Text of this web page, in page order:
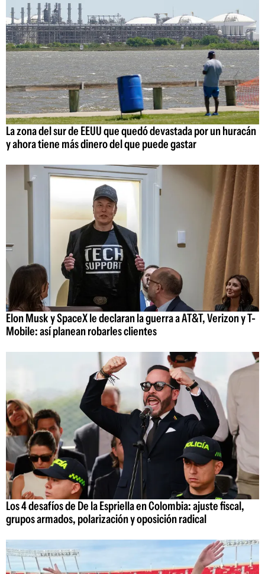
La zona del sur de EEUU que quedó devastada por un huracán
y ahora tiene más dinero del que puede gastar
Elon Musk y SpaceX le declaran la guerra a AT&T, Verizon y T-
Mobile: así planean robarles clientes
Los 4 desafíos de De la Espriella en Colombia: ajuste fiscal,
grupos armados, polarización y oposición radical